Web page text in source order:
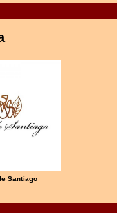
Santiago